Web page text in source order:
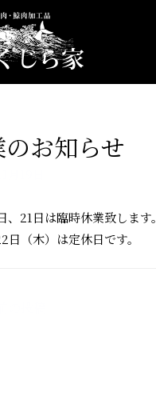
お知らせ
、21日は臨時休業致します。
日（木）は定休日です。